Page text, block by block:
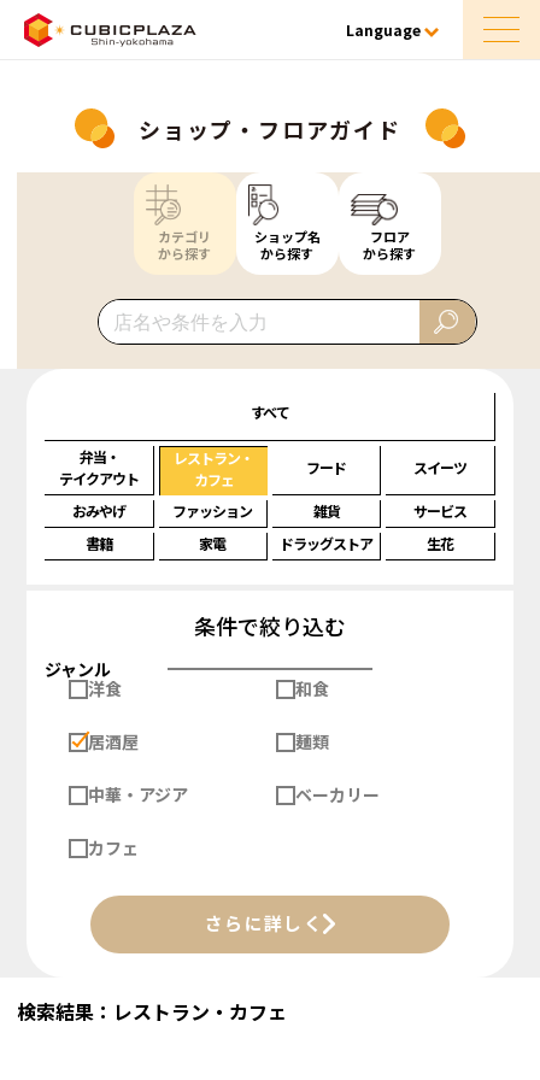
Language
ショップ・フロアガイド
カテゴリ
から探す
ショップ名
から探す
フロア
から探す
すべて
弁当・
テイクアウト
レストラン・
カフェ
フード スイーツ
おみやげ ファッション 雑貨
サービス
書籍
家電 ドラッグストア 生花
条件で絞り込む
ジャンル
洋食
和食
居酒屋 麺類
中華・アジア ベーカリー
カフェ
さらに詳しく
検索結果：レストラン・カフェ